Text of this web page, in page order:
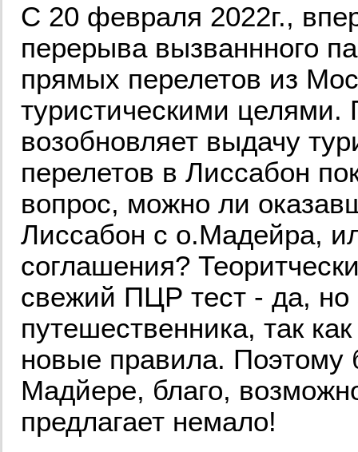
С 20 февраля 2022г.,
перерыва вызваннного
прямых перелетов из
туристическими целями.
возобновляет выдачу
перелетов в Лиссабон
вопрос, можно ли
Лиссабон с о.Мадейра,
соглашения?
свежий ПЦР тест - да, но
путешественника, так
новые правила. Поэтому
Мадйере, благо,
предлагает немало!